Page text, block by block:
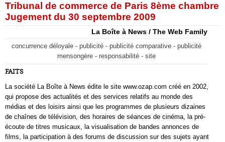
Tribunal de commerce de Paris 8ème chambre
Jugement du 30 septembre 2009
La Boîte à News / The Web Family
concurrence déloyale - publicité - publicité comparative - publicité
mensongère - responsabilité - site
FAITS
La société La Boîte à News édite le site www.ozap.com créé en 2002,
qui propose des actualités et des services relatifs au monde des
médias et des loisirs ainsi que les programmes de plusieurs dizaines
de chaînes de télévision, des horaires de séances de cinéma, la pré-
écoute de titres musicaux, la visualisation de bandes annonces de
films, la participation à des forums de discussion sur des sujets ayant